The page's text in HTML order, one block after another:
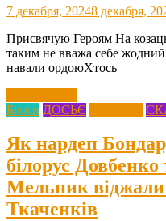
7 декабря, 20248 декабря,
Присвячую Героям На
таким не вважа себе
навали ордоюХтось
Блоги ДОСЬЄ
Як нардеп
білорус
Мельник віджали
Ткаченків